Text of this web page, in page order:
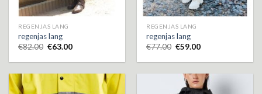
REGENJAS LANG
regenjas lang
€82.00 €63.00
REGENJAS LANG
regenjas lang
€77.00 €59.00